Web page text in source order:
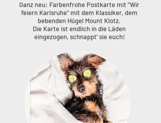
Ganz neu: Farbenfrohe Postkarte mit "Wir
feiern Karlsruhe" mit dem Klassiker, dem
bebenden Hügel Mount Klotz.
Die Karte ist endlich in die Läden
eingezogen, schnappt' sie euch!